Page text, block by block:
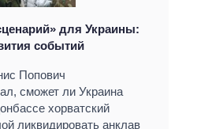
для Украины:
событий
Попович
сможет ли Украина
хорватский
ликвидировать анклав